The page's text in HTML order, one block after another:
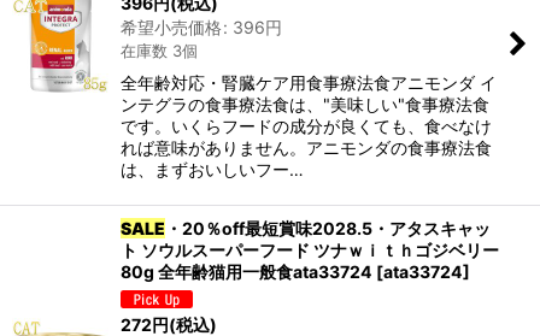
希望小売価格: 396円
在庫数 3個
全年齢対応・腎臓ケア用食事療法食アニモンダ イ
ンテグラの食事療法食は、"美味しい"食事療法食
です。いくらフードの成分が良くても、食べなけ
れば意味がありません。アニモンダの食事療法食
は、まずおいしいフー…
SALE ・20％off最短賞味2028.5・アタスキャッ
ト ソウルスーパーフード ツナｗｉｔｈゴジベリー
80g 全年齢猫用一般食ata33724 [ata33724]
272円(税込)